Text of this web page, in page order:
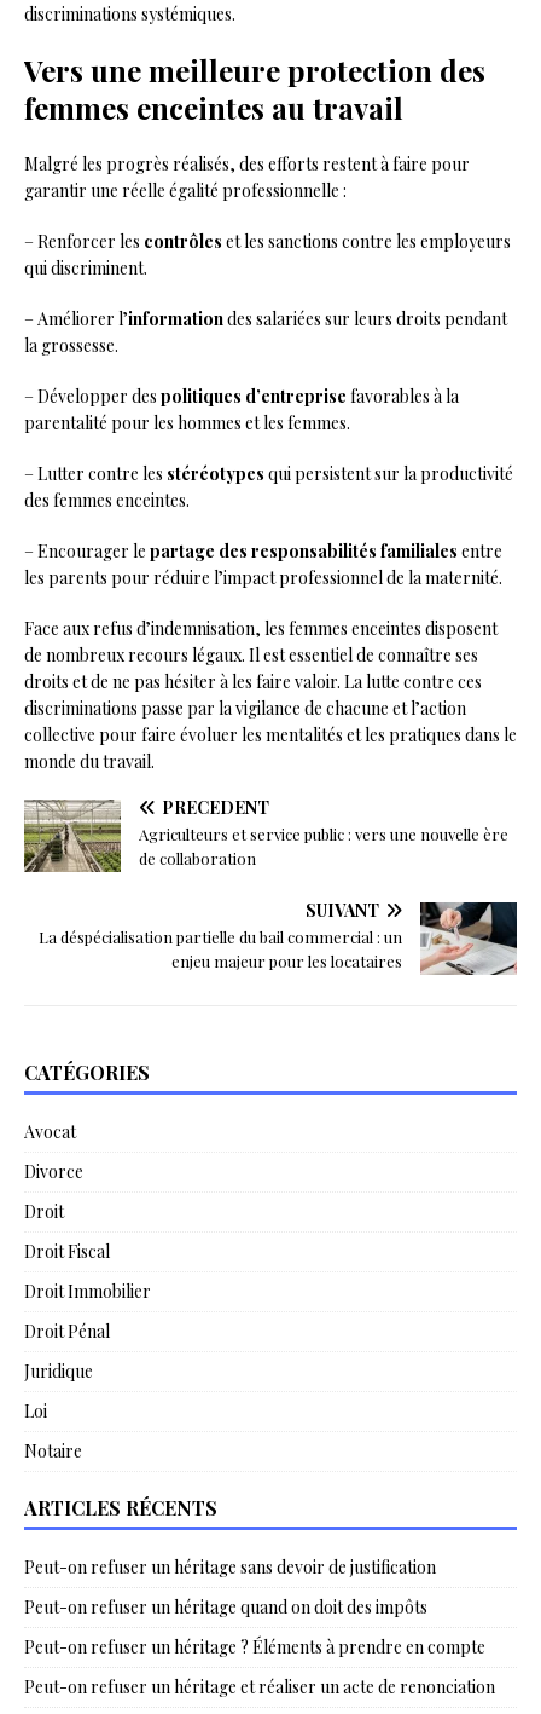
discriminations systémiques.
Vers une meilleure protection des
femmes enceintes au travail
Malgré les progrès réalisés, des efforts restent à faire pour
garantir une réelle égalité professionnelle :
– Renforcer les contrôles et les sanctions contre les employeurs
qui discriminent.
– Améliorer l’informationdes salariées sur leurs droits pendant
la grossesse.
– Développer des politiques d’entreprise favorables à la
parentalité pour les hommes et les femmes.
– Lutter contre les stéréotypes qui persistent sur la productivité
des femmes enceintes.
– Encourager le partage des responsabilités familiales entre
les parents pour réduire l’impact professionnel de la maternité.
Face aux refus d’indemnisation, les femmes enceintes disposent
de nombreux recours légaux. Il est essentiel de connaître ses
droits et de ne pas hésiter à les faire valoir. La lutte contre ces
discriminations passe par la vigilance de chacune et l’action
collective pour faire évoluer les mentalités et les pratiques dans le
monde du travail.
PRÉCÉDENT
Agriculteurs et service public : vers une nouvelle ère
de collaboration
SUIVANT
La déspécialisation partielle du bail commercial : un
enjeu majeur pour les locataires
CATÉGORIES
Avocat
Divorce
Droit
Droit Fiscal
Droit Immobilier
Droit Pénal
Juridique
Loi
Notaire
ARTICLES RÉCENTS
Peut-on refuser un héritage sans devoir de justification
Peut-on refuser un héritage quand on doit des impôts
Peut-on refuser un héritage ? Éléments à prendre en compte
Peut-on refuser un héritage et réaliser un acte de renonciation